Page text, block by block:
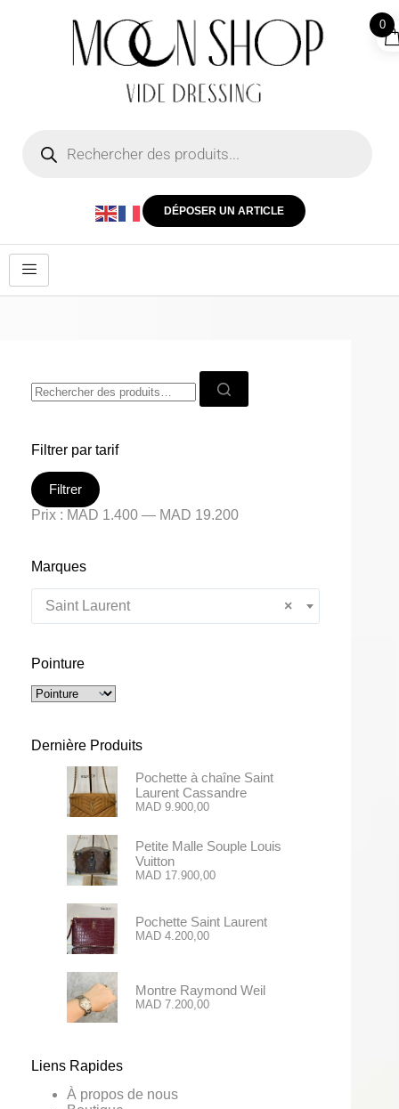
DÉPOSER UN ARTICLE
Filtrer par tarif
Filtrer
Prix : MAD 1.400 — MAD 19.200
Marques
×
Saint Laurent
Pointure
Dernière Produits
Pochette à chaîne Saint
Laurent Cassandre
MAD9.900,00
Petite Malle Souple Louis
Vuitton
MAD17.900,00
Pochette Saint Laurent
MAD4.200,00
Montre Raymond Weil
MAD7.200,00
Liens Rapides
À propos de nous
0